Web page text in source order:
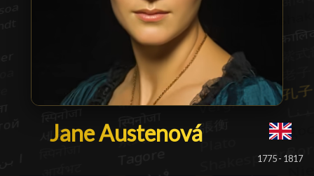
Jane Austenová
Jane Austenová
1775 - 1817